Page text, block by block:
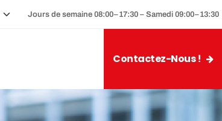
Jours de semaine 08:00–17:30 – Samedi 09:00–13:30
Contactez-Nous !